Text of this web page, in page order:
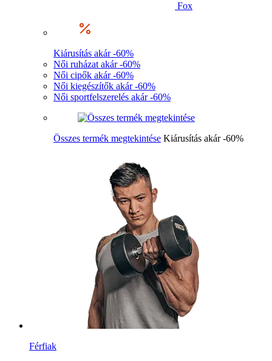
Fox
Kiárusítás akár -60%
Női ruházat akár -60%
Női cipők akár -60%
Női kiegészítők akár -60%
Női sportfelszerelés akár -60%
Összes termék megtekintése Kiárusítás akár -60%
Férfiak